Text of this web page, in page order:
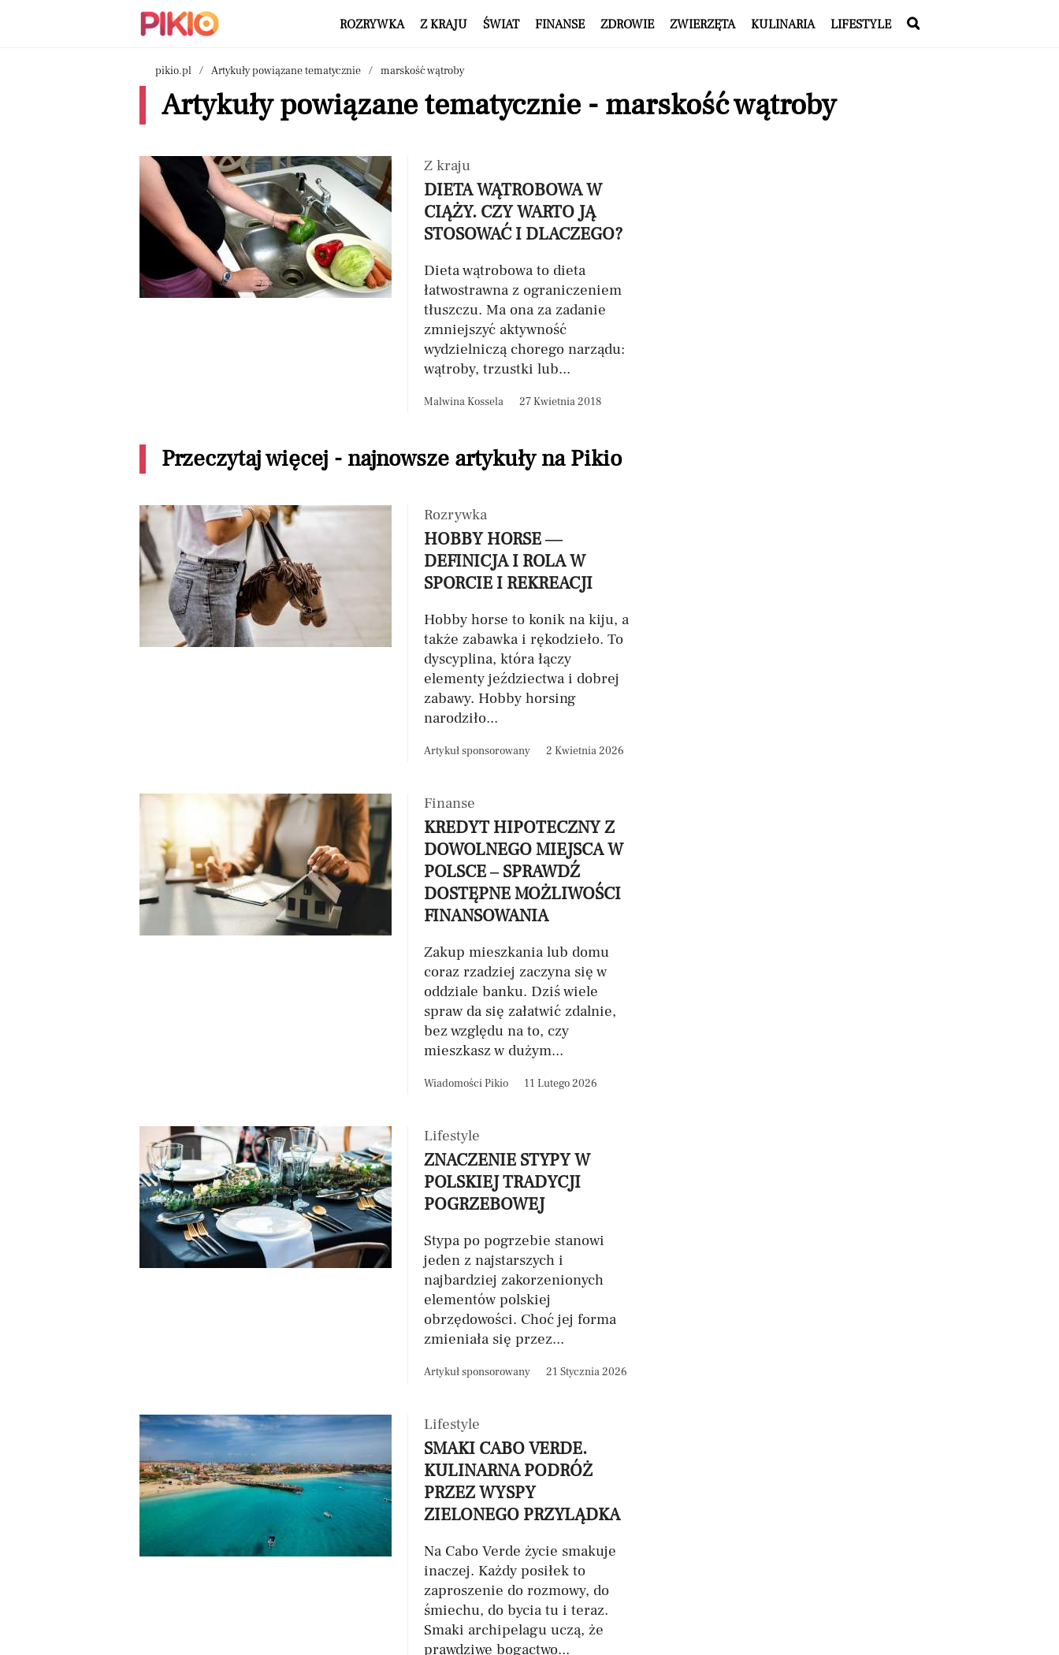
ROZRYWKA Z KRAJU ŚWIAT FINANSE ZDROWIE ZWIERZĘTA KULINARIA LIFESTYLE
pikio.pl Artykuły powiązane tematycznie marskość wątroby
Artykuły powiązane tematycznie - marskość wątroby
Z kraju
DIETA WĄTROBOWA W
CIĄŻY. CZY WARTO JĄ
STOSOWAĆ I DLACZEGO?
Dieta wątrobowa to dieta
łatwostrawna z ograniczeniem
tłuszczu. Ma ona za zadanie
zmniejszyć aktywność
wydzielniczą chorego narządu:
wątroby, trzustki lub...
Malwina Kossela 27 Kwietnia 2018
Przeczytaj więcej - najnowsze artykuły na Pikio
Rozrywka
HOBBY HORSE —
DEFINICJA I ROLA W
SPORCIE I REKREACJI
Hobby horse to konik na kiju, a
także zabawka i rękodzieło. To
dyscyplina, która łączy
elementy jeździectwa i dobrej
zabawy. Hobby horsing
narodziło...
Artykuł sponsorowany 2 Kwietnia 2026
Finanse
KREDYT HIPOTECZNY Z
DOWOLNEGO MIEJSCA W
POLSCE – SPRAWDŹ
DOSTĘPNE MOŻLIWOŚCI
FINANSOWANIA
Zakup mieszkania lub domu
coraz rzadziej zaczyna się w
oddziale banku. Dziś wiele
spraw da się załatwić zdalnie,
bez względu na to, czy
mieszkasz w dużym...
Wiadomości Pikio 11 Lutego 2026
Lifestyle
ZNACZENIE STYPY W
POLSKIEJ TRADYCJI
POGRZEBOWEJ
Stypa po pogrzebie stanowi
jeden z najstarszych i
najbardziej zakorzenionych
elementów polskiej
obrzędowości. Choć jej forma
zmieniała się przez...
Artykuł sponsorowany 21 Stycznia 2026
Lifestyle
SMAKI CABO VERDE.
KULINARNA PODRÓŻ
PRZEZ WYSPY
ZIELONEGO PRZYLĄDKA
Na Cabo Verde życie smakuje
inaczej. Każdy posiłek to
zaproszenie do rozmowy, do
śmiechu, do bycia tu i teraz.
Smaki archipelagu uczą, że
prawdziwe bogactwo...